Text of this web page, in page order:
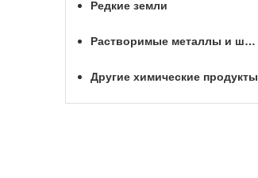
Редкие земли
Растворимые металлы и шары для МГРП
Другие химические продукты